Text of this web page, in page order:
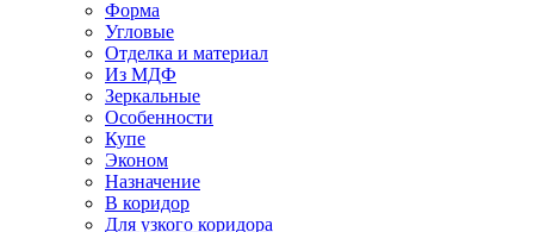
Форма
Угловые
Отделка и материал
Из МДФ
Зеркальные
Особенности
Купе
Эконом
Назначение
В коридор
Для узкого коридора